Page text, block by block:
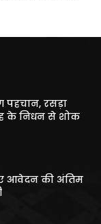
रसड़ा
के निधन से शोक
आवेदन की अंतिम